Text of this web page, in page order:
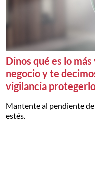
Dinos qué es lo
negocio y te
vigilancia
Mantente al pendiente
estés.